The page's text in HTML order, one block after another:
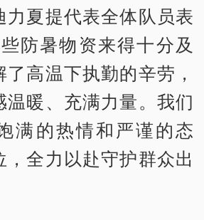
力夏提代表全体队员表
防暑物资来得十分及
高温下执勤的辛劳，
温暖、充满力量。我们
满的热情和严谨的态
，全力以赴守护群众出